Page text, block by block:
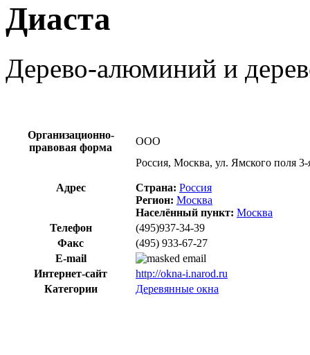
Диаста
Дерево-алюминий и
Организационно-
правовая форма
ООО
Адрес
Россия, Москва, ул. Ямского поля
Страна: Россия
Регион: Москва
Населённый пункт: Москва
Телефон
(495)937-34-39
Факс
(495) 933-67-27
E-mail
Интернет-сайт
http://okna-i.narod.ru
Категории
Деревянные окна